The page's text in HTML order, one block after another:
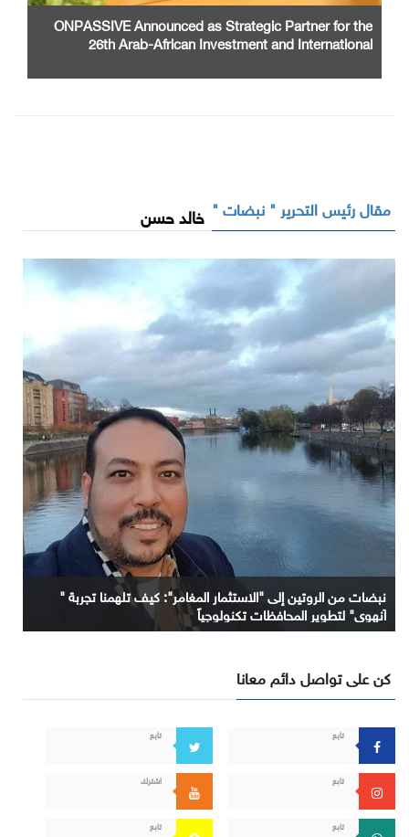
ONPASSIVE Announced as Strategic Partner for the
26th Arab-African Investment and International
مقال رئيس التحرير " نبضات " خالد حسن
نبضات من الروتين إلى "الاستثمار المغامر": كيف تلهمنا تجربة "
آنهوي" لتطوير المحافظات تكنولوجياً
كن على تواصل دائم معانا
تابع تابع
تابع اشترك
تابع تابع